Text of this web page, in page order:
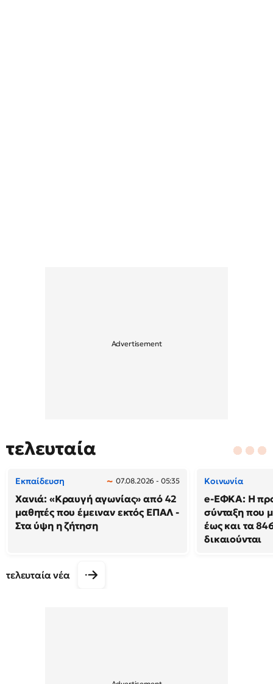
τελευταία
Εκπαίδευση 07.08.2026 - 05:35
Χανιά: «Κραυγή αγωνίας» από 42
μαθητές που έμειναν εκτός ΕΠΑΛ -
Στα ύψη η ζήτηση
Κοινωνία
e-ΕΦΚΑ: Η
σύνταξη που
έως και τα
δικαιούνται
τελευταία νέα